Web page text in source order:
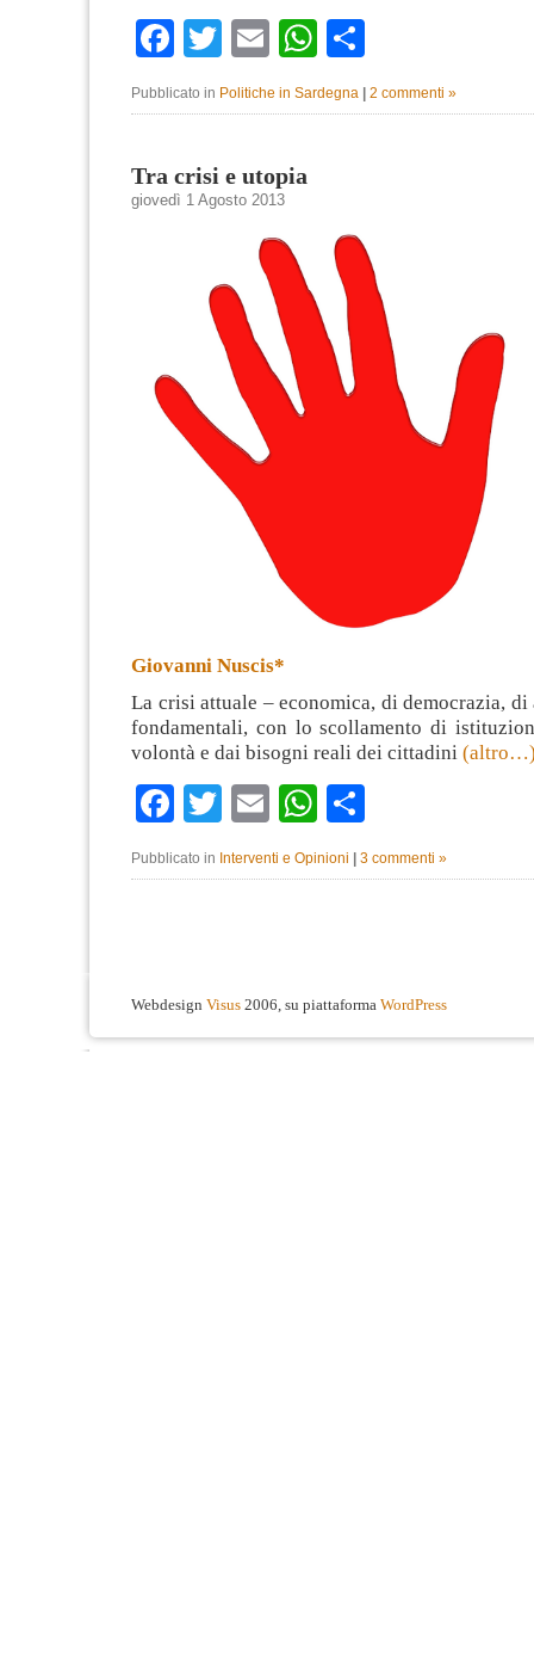
Facebook
TwitterEmailWhatsApp
Pubblicato in Politiche in Sardegna | 2 commenti »
Tra crisi e utopia
giovedì 1 Agosto 2013
Giovanni Nuscis*
La crisi attuale – economica, di democrazia,
fondamentali, con lo scollamento di
volontà e dai bisogni reali dei cittadini
Facebook
TwitterEmailWhatsApp
Pubblicato in Interventi e Opinioni 3 commenti »
Webdesign Visus 2006, su piattaforma WordPress